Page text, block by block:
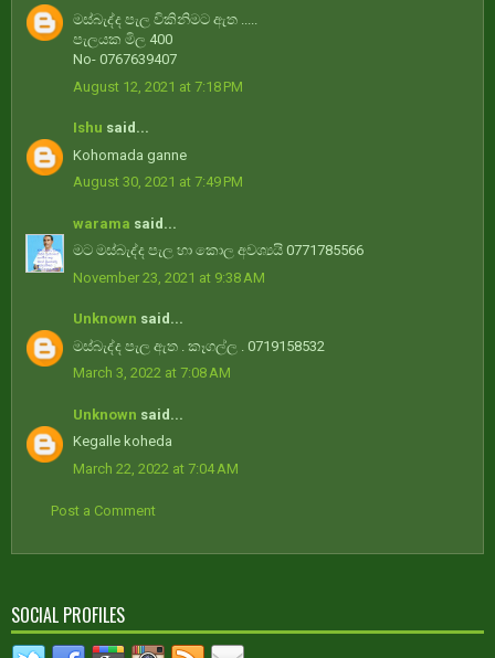
මස්බැද්ද පැල විකිනිමට ඇත .....
පැලයක මිල 400
No- 0767639407
August 12, 2021 at 7:18 PM
Ishu said...
Kohomada ganne
August 30, 2021 at 7:49 PM
warama said...
මට මස්බැද්ද පැල හා කොල අවශ්‍යයි 0771785566
November 23, 2021 at 9:38 AM
Unknown said...
මස්බැද්ද පැල ඇත . කෑගල්ල . 0719158532
March 3, 2022 at 7:08 AM
Unknown said...
Kegalle koheda
March 22, 2022 at 7:04 AM
Post a Comment
SOCIAL PROFILES